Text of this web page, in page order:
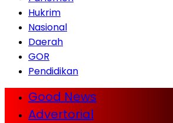
Hukrim
Nasional
Daerah
GOR
Pendidikan
Good News
Advertorial